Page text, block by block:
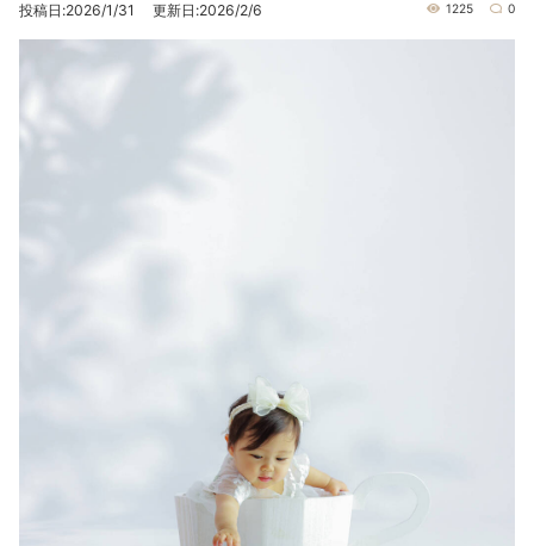
投稿日:2026/1/31 更新日:2026/2/6 1225 0